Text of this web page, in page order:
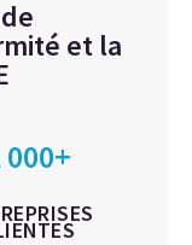
et la
000+